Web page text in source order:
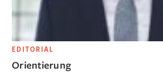
EDITORIAL
Orientierung